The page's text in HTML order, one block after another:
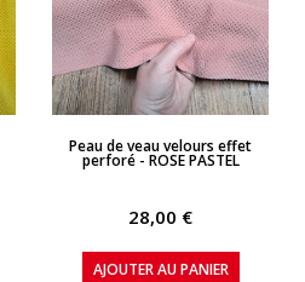
APERÇU RAPIDE
Peau de veau velours effet
perforé - ROSE PASTEL
28,00 €
AJOUTER AU PANIER